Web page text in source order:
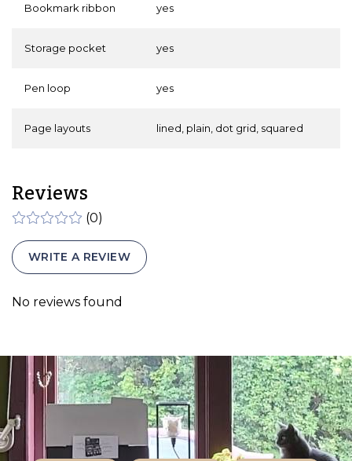
Bookmark ribbon yes
Storage pocket yes
Pen loop yes
Page layouts lined, plain, dot grid, squared
Reviews
(0)
WRITE A REVIEW
No reviews found